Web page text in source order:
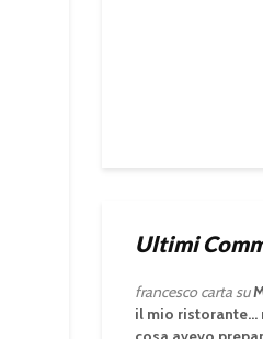
Ultimi
francesco cartasu
il mio ristorante…